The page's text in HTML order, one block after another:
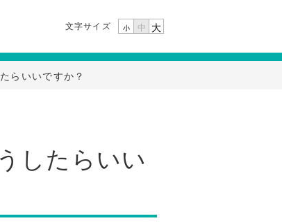
文字サイズ 小 中 大
らいいですか？
したらいい